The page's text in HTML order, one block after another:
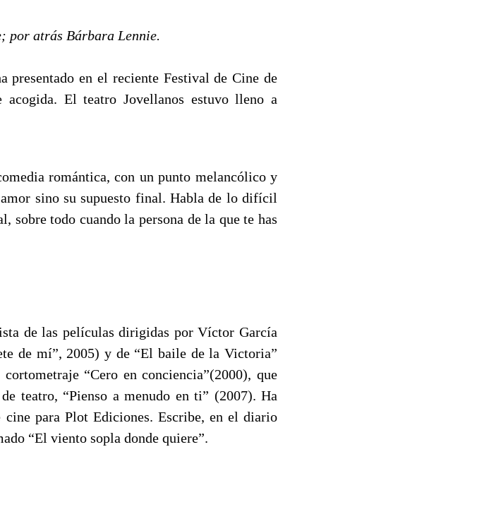
por atrás Bárbara Lennie.
presentado en el reciente Festival de Cine de
El teatro Jovellanos estuvo lleno a
romántica, con un punto melancólico y
sino su supuesto final. Habla de lo difícil
sobre todo cuando la persona de la que te has
de las películas dirigidas por Víctor García
de mí”, 2005) y de “El baile de la Victoria”
“Cero en conciencia”(2000), que
teatro, “Pienso a menudo en ti” (2007). Ha
para Plot Ediciones. Escribe, en el diario
“El viento sopla donde quiere”.